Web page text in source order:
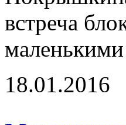
встреча
18.01.2016